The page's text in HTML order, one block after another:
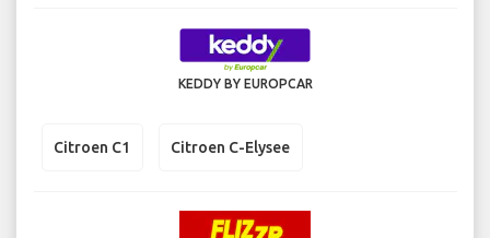
KEDDY BY EUROPCAR
Citroen C1 Citroen C-Elysee